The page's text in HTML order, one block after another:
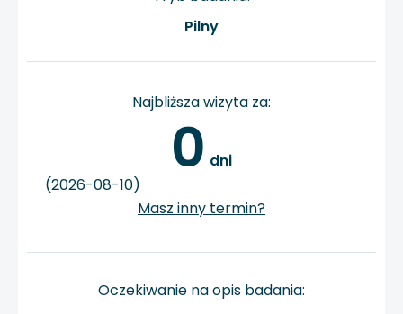
Pilny
Najbliższa wizyta za:
0 dni
(2026-08-10)
Masz inny termin?
Oczekiwanie na opis badania: